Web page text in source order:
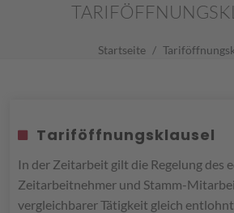
Startseite
Tariföffnungsklausel
In der Zeitarbeit gilt die Regelung des
Zeitarbeitnehmer und Stamm-
vergleichbarer Tätigkeit gleich